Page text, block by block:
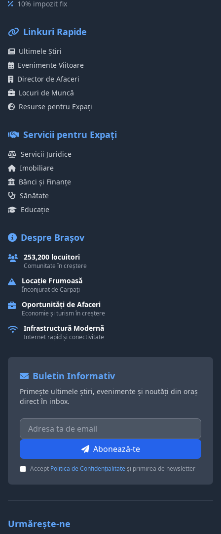
10% impozit fix
Linkuri Rapide
Ultimele Știri
Evenimente Viitoare
Director de Afaceri
Locuri de Muncă
Resurse pentru Expați
Servicii pentru Expați
Servicii Juridice
Imobiliare
Bănci și Finanțe
Sănătate
Educație
Despre Brașov
253,200 locuitori
Comunitate în creștere
Locație Frumoasă
Înconjurat de Carpați
Oportunități de Afaceri
Economie și turism în creștere
Infrastructură Modernă
Internet rapid și conectivitate
Buletin Informativ
Primește ultimele știri, evenimente și noutăți din oraș
direct în inbox.
Abonează-te
Accept Politica de Confidențialitateși primirea de newsletter
Urmărește-ne